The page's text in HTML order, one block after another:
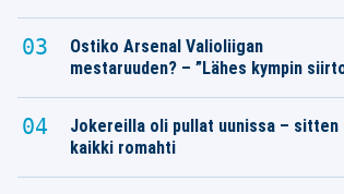
Ostiko Arsenal Valioliigan
mestaruuden? – ”Lähes kympin
Jokereilla oli pullat uunissa – sitten
kaikki romahti